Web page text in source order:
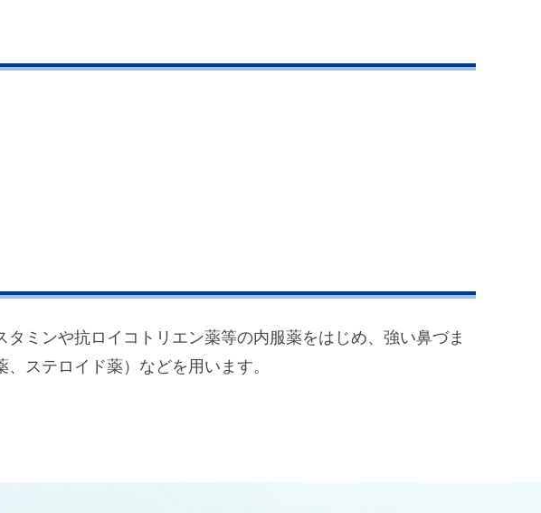
ミンや抗ロイコトリエン薬等の内服薬をはじめ、強い鼻づま
ステロイド薬）などを用います。